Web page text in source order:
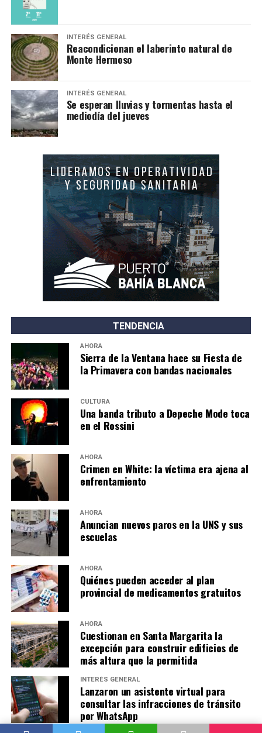
INTERÉS GENERAL
Reacondicionan el laberinto natural de
Monte Hermoso
INTERÉS GENERAL
Se esperan lluvias y tormentas hasta el
mediodía del jueves
TENDENCIA
AHORA
Sierra de la Ventana hace su Fiesta de
la Primavera con bandas nacionales
CULTURA
Una banda tributo a Depeche Mode toca
en el Rossini
AHORA
Crimen en White: la víctima era ajena al
enfrentamiento
AHORA
Anuncian nuevos paros en la UNS y sus
escuelas
AHORA
Quiénes pueden acceder al plan
provincial de medicamentos gratuitos
AHORA
Cuestionan en Santa Margarita la
excepción para construir edificios de
más altura que la permitida
INTERÉS GENERAL
Lanzaron un asistente virtual para
consultar las infracciones de tránsito
por WhatsApp